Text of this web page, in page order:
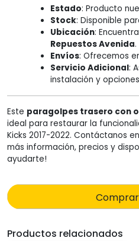
Estado: Producto
Stock: Disponible
Ubicación:
Repuestos Avenida.
Envíos: Ofrecemos
Servicio Adicional:
instalación y
Este paragolpes trasero con
ideal para restaurar la
Kicks 2017-2022. Contáctanos en
más información, precios y
ayudarte!
Productos relacionados